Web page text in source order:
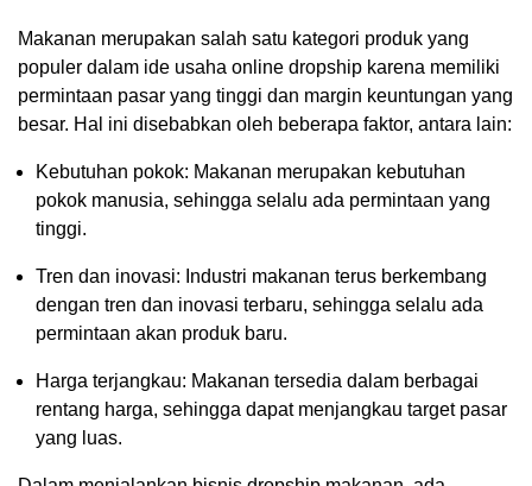
Makanan merupakan salah satu kategori produk yang
populer dalam ide usaha online dropship karena memiliki
permintaan pasar yang tinggi dan margin keuntungan yang
besar. Hal ini disebabkan oleh beberapa faktor, antara lain:
Kebutuhan pokok: Makanan merupakan kebutuhan
pokok manusia, sehingga selalu ada permintaan yang
tinggi.
Tren dan inovasi: Industri makanan terus berkembang
dengan tren dan inovasi terbaru, sehingga selalu ada
permintaan akan produk baru.
Harga terjangkau: Makanan tersedia dalam berbagai
rentang harga, sehingga dapat menjangkau target pasar
yang luas.